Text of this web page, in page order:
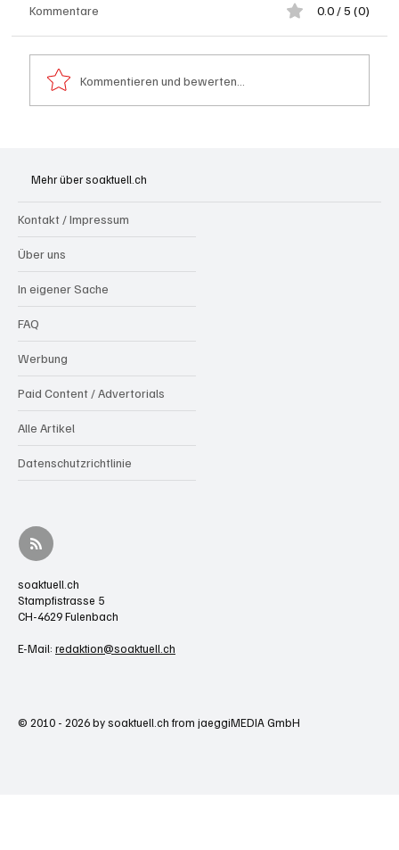
Kommentare 0.0 / 5 (0)
Kommentieren und bewerten...
Mehr über soaktuell.ch
Kontakt / Impressum
Über uns
In eigener Sache
FAQ
Werbung
Paid Content / Advertorials
Alle Artikel
Datenschutzrichtlinie
soaktuell.ch
Stampfistrasse 5
CH-4629 Fulenbach
E-Mail: redaktion@soaktuell.ch
© 2010 - 2026 by soaktuell.ch from jaeggiMEDIA GmbH